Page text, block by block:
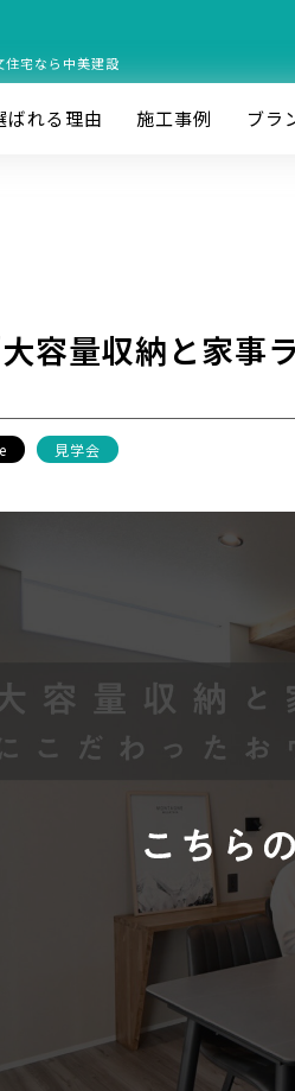
住宅なら中美建設
ばれる理由 施⼯事例 ブラ
大容量収納と家
見学会